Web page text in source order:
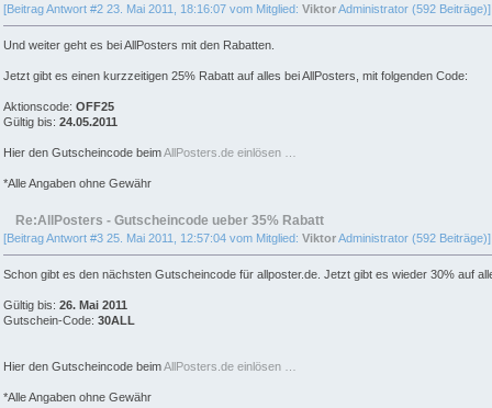
[Beitrag Antwort #2 23. Mai 2011, 18:16:07 vom Mitglied: ViktorAdministrator (592 Beiträge)]
Und weiter geht es bei AllPosters mit den Rabatten.
Jetzt gibt es einen kurzzeitigen 25% Rabatt auf alles bei AllPosters, mit folgenden Code:
Aktionscode: OFF25
Gültig bis: 24.05.2011
Hier den Gutscheincode beimAllPosters.de einlösen …
*Alle Angaben ohne Gewähr
Re:AllPosters - Gutscheincode ueber 35% Rabatt
[Beitrag Antwort #3 25. Mai 2011, 12:57:04 vom Mitglied: ViktorAdministrator (592 Beiträge)]
Schon gibt es den nächsten Gutscheincode für allposter.de. Jetzt gibt es wieder 30% auf
Gültig bis: 26. Mai 2011
Gutschein-Code: 30ALL
Hier den Gutscheincode beimAllPosters.de einlösen …
*Alle Angaben ohne Gewähr